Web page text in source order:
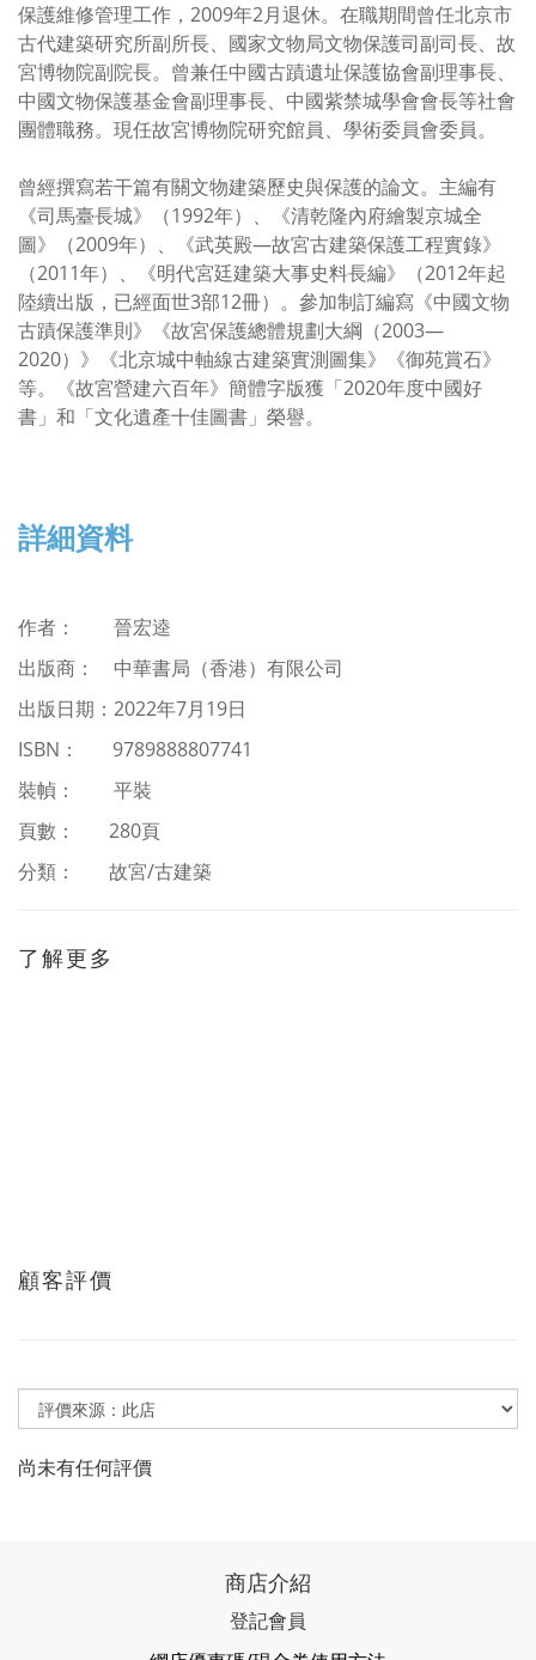
保護維修管理工作，2009年2月退休。在職期間曾任北京市
古代建築研究所副所長、國家文物局文物保護司副司長、故
宮博物院副院長。曾兼任中國古蹟遺址保護協會副理事長、
中國文物保護基金會副理事長、中國紫禁城學會會長等社會
團體職務。現任故宮博物院研究館員、學術委員會委員。
曾經撰寫若干篇有關文物建築歷史與保護的論文。主編有
《司馬臺長城》（1992年）、《清乾隆內府繪製京城全
圖》（2009年）、《武英殿—故宮古建築保護工程實錄》
（2011年）、《明代宮廷建築大事史料長編》（2012年起
陸續出版，已經面世3部12冊）。參加制訂編寫《中國文物
古蹟保護準則》《故宮保護總體規劃大綱（2003—
2020）》《北京城中軸線古建築實測圖集》《御苑賞石》
等。《故宮營建六百年》簡體字版獲「2020年度中國好
書」和「文化遺產十佳圖書」榮譽。
詳細資料
作者 ： 晉宏逵
出版商： 中華書局（香港）有限公司
出版日期：2022年7月19日
ISBN ：
9789888807741
裝幀： 平裝
頁數： 280頁
分類：
故宮/古建築
了解更多
顧客評價
尚未有任何評價
商店介紹
登記會員